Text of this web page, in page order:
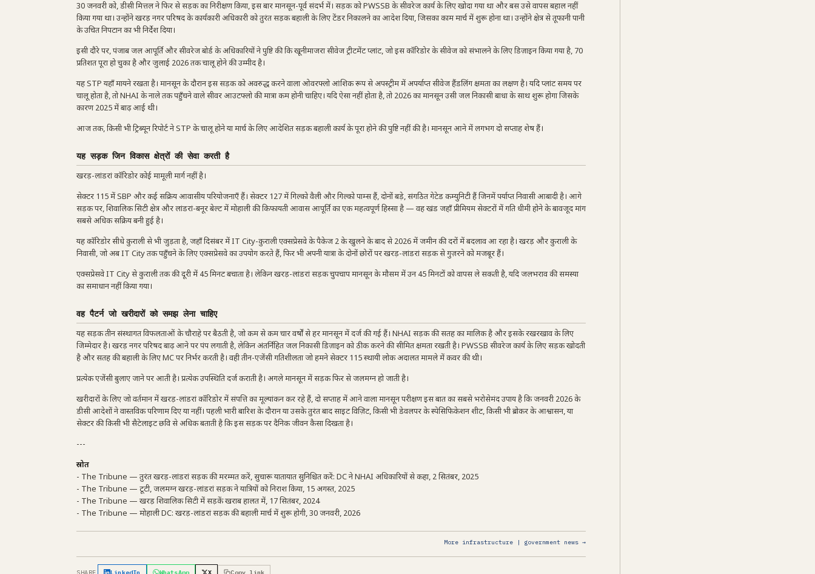
30 जनवरी को, डीसी मित्तल ने फिर से सड़क का निरीक्षण किया, इस बार मानसून-पूर्व संदर्भ में। सड़क को PWSSB के सीवरेज कार्य के लिए खोदा गया था और बस उसे वापस बहाल नहीं
किया गया था। उन्होंने खरड़ नगर परिषद के कार्यकारी अधिकारी को तुरंत सड़क बहाली के लिए टेंडर निकालने का आदेश दिया, जिसका काम मार्च में शुरू होना था। उन्होंने क्षेत्र से तूफानी पानी
के उचित निपटान का भी निर्देश दिया।
इसी दौरे पर, पंजाब जल आपूर्ति और सीवरेज बोर्ड के अधिकारियों ने पुष्टि की कि खूनीमाजरा सीवेज ट्रीटमेंट प्लांट, जो इस कॉरिडोर के सीवेज को संभालने के लिए डिज़ाइन किया गया है, 70
प्रतिशत पूरा हो चुका है और जुलाई 2026 तक चालू होने की उम्मीद है।
यह STP यहाँ मायने रखता है। मानसून के दौरान इस सड़क को अवरुद्ध करने वाला ओवरफ्लो आंशिक रूप से अपस्ट्रीम में अपर्याप्त सीवेज हैंडलिंग क्षमता का लक्षण है। यदि प्लांट समय पर
चालू होता है, तो NHAI के नाले तक पहुँचने वाले सीवर आउटफ्लो की मात्रा कम होनी चाहिए। यदि ऐसा नहीं होता है, तो 2026 का मानसून उसी जल निकासी बाधा के साथ शुरू होगा जिसके
कारण 2025 में बाढ़ आई थी।
आज तक, किसी भी ट्रिब्यून रिपोर्ट ने STP के चालू होने या मार्च के लिए आदेशित सड़क बहाली कार्य के पूरा होने की पुष्टि नहीं की है। मानसून आने में लगभग दो सप्ताह शेष हैं।
यह सड़क जिन विकास क्षेत्रों की सेवा करती है
खरड़-लांडरां कॉरिडोर कोई मामूली मार्ग नहीं है।
सेक्टर 115 में SBP और कई सक्रिय आवासीय परियोजनाएँ हैं। सेक्टर 127 में गिल्को वैली और गिल्को पाम्स हैं, दोनों बड़े, संगठित गेटेड कम्युनिटी हैं जिनमें पर्याप्त निवासी आबादी है। आगे
सड़क पर, शिवालिक सिटी क्षेत्र और लांडरां-बनूर बेल्ट में मोहाली की किफायती आवास आपूर्ति का एक महत्वपूर्ण हिस्सा है — वह खंड जहाँ प्रीमियम सेक्टरों में गति धीमी होने के बावजूद मांग
सबसे अधिक सक्रिय बनी हुई है।
यह कॉरिडोर सीधे कुराली से भी जुड़ता है, जहाँ दिसंबर में IT City-कुराली एक्सप्रेसवे के पैकेज 2 के खुलने के बाद से 2026 में जमीन की दरों में बदलाव आ रहा है। खरड़ और कुराली के
निवासी, जो अब IT City तक पहुँचने के लिए एक्सप्रेसवे का उपयोग करते हैं, फिर भी अपनी यात्रा के दोनों छोरों पर खरड़-लांडरां सड़क से गुज़रने को मजबूर हैं।
एक्सप्रेसवे IT City से कुराली तक की दूरी में 45 मिनट बचाता है। लेकिन खरड़-लांडरां सड़क चुपचाप मानसून के मौसम में उन 45 मिनटों को वापस ले सकती है, यदि जलभराव की समस्या
का समाधान नहीं किया गया।
वह पैटर्न जो खरीदारों को समझ लेना चाहिए
यह सड़क तीन संस्थागत विफलताओं के चौराहे पर बैठती है, जो कम से कम चार वर्षों से हर मानसून में दर्ज की गई हैं। NHAI सड़क की सतह का मालिक है और इसके रखरखाव के लिए
जिम्मेदार है। खरड़ नगर परिषद बाढ़ आने पर पंप लगाती है, लेकिन अंतर्निहित जल निकासी डिज़ाइन को ठीक करने की सीमित क्षमता रखती है। PWSSB सीवरेज कार्य के लिए सड़क खोदती
है और सतह की बहाली के लिए MC पर निर्भर करती है। वही तीन-एजेंसी गतिशीलता जो हमने सेक्टर 115 स्थायी लोक अदालत मामले में कवर की थी।
प्रत्येक एजेंसी बुलाए जाने पर आती है। प्रत्येक उपस्थिति दर्ज कराती है। अगले मानसून में सड़क फिर से जलमग्न हो जाती है।
खरीदारों के लिए जो वर्तमान में खरड़-लांडरां कॉरिडोर में संपत्ति का मूल्यांकन कर रहे हैं, दो सप्ताह में आने वाला मानसून परीक्षण इस बात का सबसे भरोसेमंद उपाय है कि जनवरी 2026 के
डीसी आदेशों ने वास्तविक परिणाम दिए या नहीं। पहली भारी बारिश के दौरान या उसके तुरंत बाद साइट विज़िट, किसी भी डेवलपर के स्पेसिफिकेशन शीट, किसी भी ब्रोकर के आश्वासन, या
सेक्टर की किसी भी सैटेलाइट छवि से अधिक बताती है कि इस सड़क पर दैनिक जीवन कैसा दिखता है।
---
स्रोत
- The Tribune — तुरंत खरड़-लांडरां सड़क की मरम्मत करें, सुचारू यातायात सुनिश्चित करें: DC ने NHAI अधिकारियों से कहा, 2 सितंबर, 2025
- The Tribune — टूटी, जलमग्न खरड़-लांडरां सड़क ने यात्रियों को निराश किया, 15 अगस्त, 2025
- The Tribune — खरड़ शिवालिक सिटी में सड़कें खराब हालत में, 17 सितंबर, 2024
- The Tribune — मोहाली DC: खरड़-लांडरां सड़क की बहाली मार्च में शुरू होगी, 30 जनवरी, 2026
More infrastructure | government news →
SHARE LinkedIn WhatsApp X Copy link